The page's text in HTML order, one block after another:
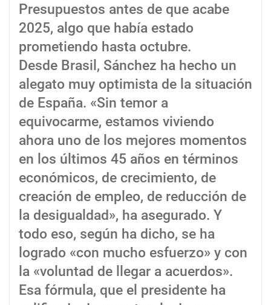
Presupuestos antes de que acabe
2025, algo que había estado
prometiendo hasta octubre.
Desde Brasil, Sánchez ha hecho un
alegato muy optimista de la situación
de España. «Sin temor a
equivocarme, estamos viviendo
ahora uno de los mejores momentos
en los últimos 45 años en términos
económicos, de crecimiento, de
creación de empleo, de reducción de
la desigualdad», ha asegurado. Y
todo eso, según ha dicho, se ha
logrado «con mucho esfuerzo» y con
la «voluntad de llegar a acuerdos».
Esa fórmula, que el presidente ha